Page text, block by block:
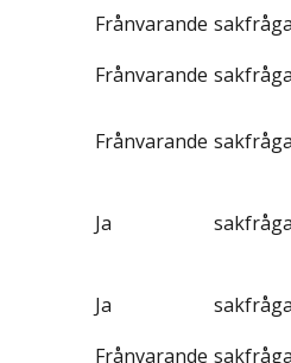
Frånvarande
Frånvarande
Frånvarande
Ja
Ja
Frånvarande